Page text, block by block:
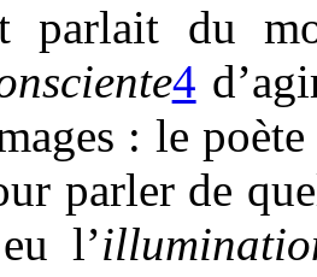
parlait du
4
: le
parler de
l’